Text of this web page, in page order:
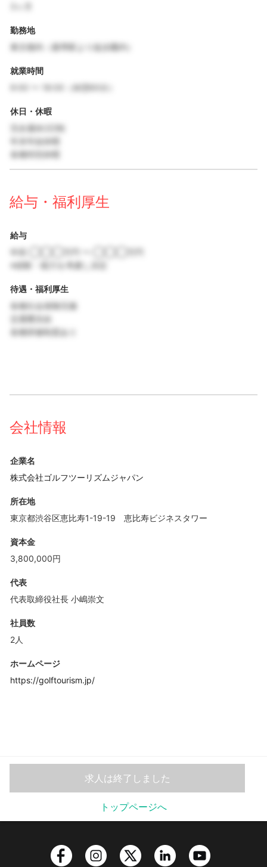
勤務地
東京都内（最寄駅より徒歩圏内）
就業時間
9:00 〜 18:00（休憩60分）
休日・休暇
完全週休2日制
年末年始休暇
各種特別休暇
給与・福利厚生
給与
※経験・能力を考慮し決定
待遇・福利厚生
各種社会保険完備
交通費支給
各種研修制度あり
会社情報
企業名
株式会社ゴルフツーリズムジャパン
所在地
東京都渋谷区恵比寿1-19-19 恵比寿ビジネスタワー
資本金
3,800,000円
代表
代表取締役社長 小嶋崇文
社員数
2人
ホームページ
https://golftourism.jp/
求人は終了しました
トップページへ